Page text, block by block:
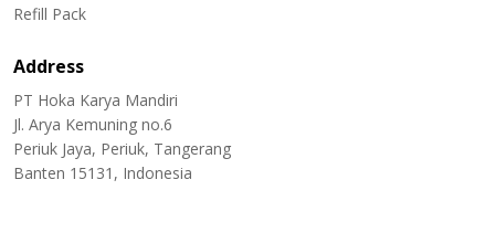
Refill Pack
Address
PT Hoka Karya Mandiri
Jl. Arya Kemuning no.6
Periuk Jaya, Periuk, Tangerang
Banten 15131, Indonesia